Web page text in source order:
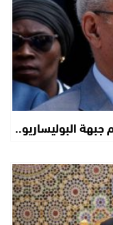
البوليساريو..